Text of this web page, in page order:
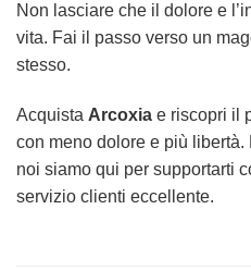
Non lasciare che il dolore e
vita. Fai il passo verso un
stesso.
Acquista Arcoxia e riscopri il
con meno dolore e più
noi siamo qui per supportarti
servizio clienti eccellente.